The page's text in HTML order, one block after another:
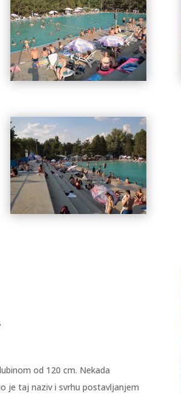
od 120 cm. Nekada
je taj naziv i svrhu postavljanjem